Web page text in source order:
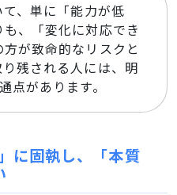
、単に「能力が低
、「変化に対応でき
が致命的なリスクと
残される人には、明
点があります。
に固執し、「本質